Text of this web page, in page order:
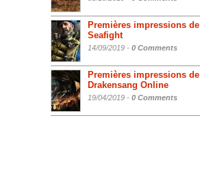
Premières impressions de
Seafight
14/09/2019 - 0 Comments
Premières impressions de
Drakensang Online
19/04/2019 - 0 Comments